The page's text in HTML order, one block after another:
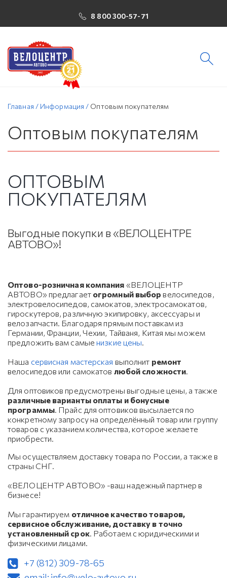
8 800 300-57-71
Главная / Информация / Оптовым покупателям
Оптовым покупателям
ОПТОВЫМ
ПОКУПАТЕЛЯМ
Выгодные покупки в «ВЕЛОЦЕНТРЕ
АВТОВО»!
Оптово-розничная компания «ВЕЛОЦЕНТР
АВТОВО» предлагает огромный выбор велосипедов,
электровелосипедов, самокатов, электросамокатов,
гироскутеров, различную экипировку, аксессуары и
велозапчасти. Благодаря прямым поставкам из
Германии, Франции, Чехии, Тайваня, Китая мы можем
предложить вам самыенизкие цены.
Наша сервисная мастерская выполнит ремонт
велосипедов или самокатов любой сложности.
Для оптовиков предусмотрены выгодные цены, а также
различные варианты оплаты и бонусные
программы. Прайс для оптовиков высылается по
конкретному запросу на определённый товар или группу
товаров с указанием количества, которое желаете
приобрести.
Мы осуществляем доставку товара по России, а также в
страны СНГ.
«ВЕЛОЦЕНТР АВТОВО» -ваш надежный партнер в
бизнесе!
Мы гарантируем отличное качество товаров,
сервисное обслуживание, доставку в точно
установленный срок. Работаем с юридическими и
физическими лицами.
+7 (812) 309-78-65